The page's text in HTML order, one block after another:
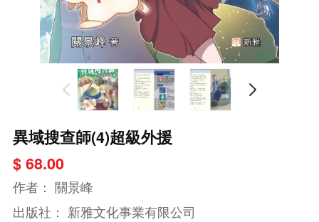
異域搜查師(4)超級外援
$ 68.00
作者： 關景峰
出版社： 新雅文化事業有限公司